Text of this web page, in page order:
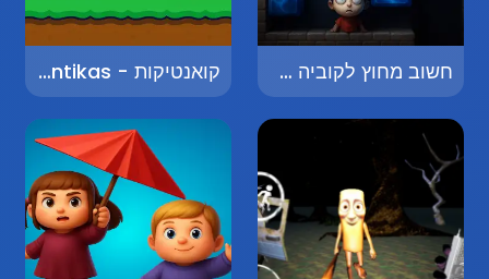
חשוב מחוץ לקוביה - Think Outside the Box קואנטיקות - Quantikas